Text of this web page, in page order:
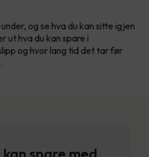
under, og se hva du kan sitte igjen
ut hva du kan spare i
og hvor lang tid det tar før